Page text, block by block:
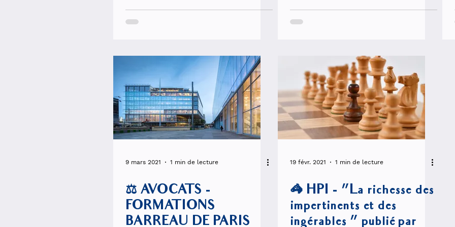
9 mars 2021 1 min de lecture
⚖️ AVOCATS -
FORMATIONS
BARREAU DE PARIS
19 févr. 2021 1 min de lecture
🦓 HPI - "La richesse des
impertinents et des
ingérables " publié par